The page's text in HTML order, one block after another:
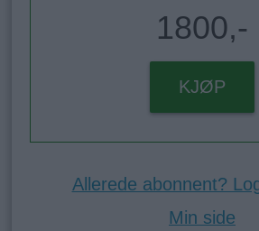
1800,-
KJØP
Allerede abonnent?
Min side